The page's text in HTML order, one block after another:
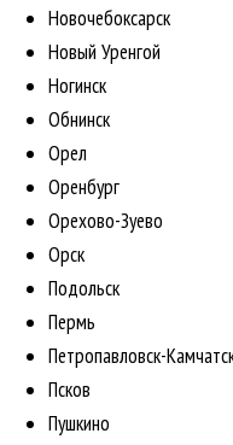
Новочебоксарск
Новый Уренгой
Ногинск
Обнинск
Орел
Оренбург
Орехово-Зуево
Орск
Подольск
Пермь
Петропавловск-
Псков
Пушкино